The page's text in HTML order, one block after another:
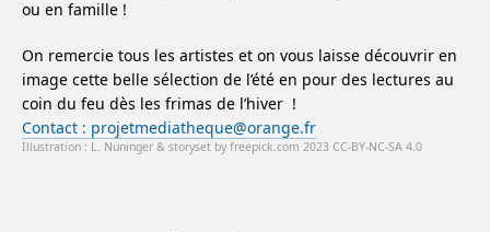
ou en famille !
On remercie tous les artistes et on vous laisse découvrir en
image cette belle sélection de l’été en pour des lectures au
coin du feu dès les frimas de l’hiver !
Contact : projetmediatheque@orange.fr
Illustration : L. Nuninger & storyset by freepick.com 2023 CC-BY-NC-SA 4.0